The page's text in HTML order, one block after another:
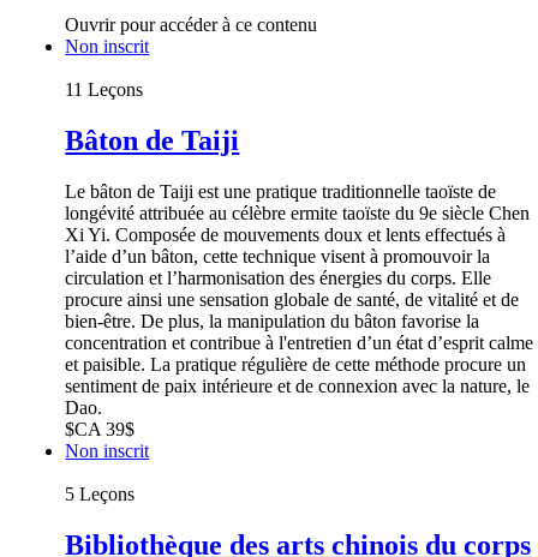
Ouvrir pour accéder à ce contenu
Non inscrit
11 Leçons
Bâton de Taiji
Le bâton de Taiji est une pratique traditionnelle taoïste de
longévité attribuée au célèbre ermite taoïste du 9e siècle Chen
Xi Yi. Composée de mouvements doux et lents effectués à
l’aide d’un bâton, cette technique visent à promouvoir la
circulation et l’harmonisation des énergies du corps. Elle
procure ainsi une sensation globale de santé, de vitalité et de
bien-être. De plus, la manipulation du bâton favorise la
concentration et contribue à l'entretien d’un état d’esprit calme
et paisible. La pratique régulière de cette méthode procure un
sentiment de paix intérieure et de connexion avec la nature, le
Dao.
$CA 39$
Non inscrit
5 Leçons
Bibliothèque des arts chinois du corps